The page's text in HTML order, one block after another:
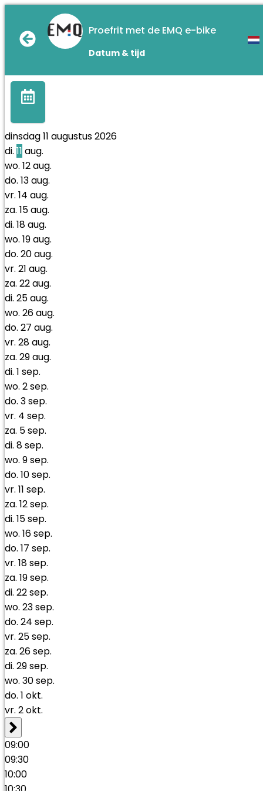
Proefrit met de EMQ e-bike
Datum & tijd
dinsdag 11 augustus 2026
di. 11 aug.
wo. 12aug.
do. 13aug.
vr. 14 aug.
za. 15aug.
di. 18aug.
wo. 19aug.
do. 20aug.
vr. 21 aug.
za. 22aug.
di. 25aug.
wo. 26aug.
do. 27 aug.
vr. 28aug.
za. 29aug.
di. 1 sep.
wo. 2sep.
do. 3sep.
vr. 4 sep.
za. 5sep.
di. 8sep.
wo. 9sep.
do. 10sep.
vr. 11 sep.
za. 12sep.
di. 15sep.
wo. 16sep.
do. 17 sep.
vr. 18sep.
za. 19sep.
di. 22sep.
wo. 23sep.
do. 24 sep.
vr. 25sep.
za. 26sep.
di. 29sep.
wo. 30sep.
do. 1 okt.
vr. 2okt.
09:00
09:30
10:00